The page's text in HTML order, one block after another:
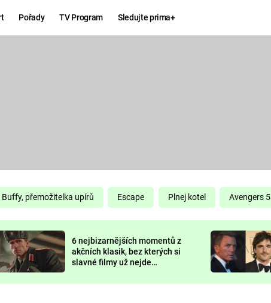
Pořady TV Program Sledujte prima+
DELIVERANCE
KOMEDIE
CHUCK
NORRIS
DEADPOOL
Buffy, přemožitelka upírů Escape Plnej kotel Avengers 5
6 nejbizarnějších momentů z
akčních klasik, bez kterých si
slavné filmy už nejde